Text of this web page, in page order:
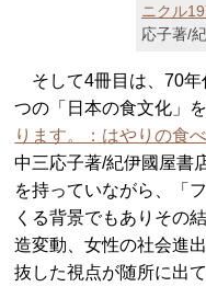
ニクル
応子著/
そして4冊目は、70年
つの「日本の食文化」
ります。：はやりの食
中三応子著/紀伊國屋書
を持っていながら、「
くる背景でもありその
造変動、女性の社会進
抜した視点が随所に出て